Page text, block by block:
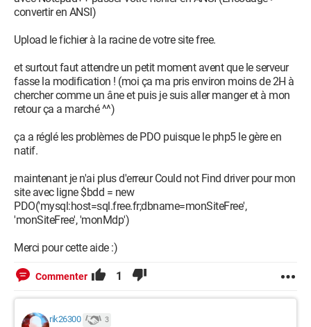
convertir en ANSI)
Upload le fichier à la racine de votre site free.
et surtout faut attendre un petit moment avent que le serveur
fasse la modification ! (moi ça ma pris environ moins de 2H à
chercher comme un âne et puis je suis aller manger et à mon
retour ça a marché ^^)
ça a réglé les problèmes de PDO puisque le php5 le gère en
natif.
maintenant je n'ai plus d'erreur Could not Find driver pour mon
site avec ligne $bdd = new
PDO('mysql:host=sql.free.fr;dbname=monSiteFree',
'monSiteFree', 'monMdp')
Merci pour cette aide :)
Commenter 1
rik26300 3